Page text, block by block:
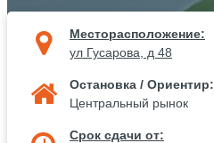
Месторасположение:
ул Гусарова, д 48
Остановка / Ориентир:
Центральный рынок
Срок сдачи от: